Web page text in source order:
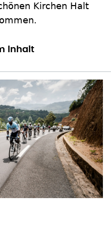
Kirchen Halt
Inhalt